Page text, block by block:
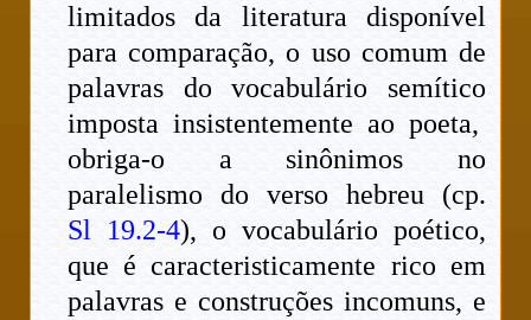
limitados da literatura disponível
para comparação, o uso comum de
palavras do vocabulário semítico
imposta insistentemente ao poeta,
obriga-o a sinônimos no
paralelismo do verso hebreu (cp.
Sl 19.2-4), o vocabulário poético,
que é caracteristicamente rico em
palavras e construções incomuns, e